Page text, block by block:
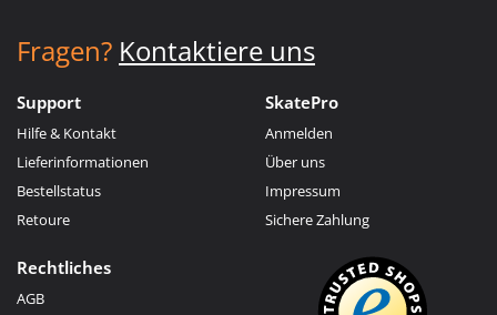
Fragen? Kontaktiere uns
Support
Hilfe & Kontakt
Lieferinformationen
Bestellstatus
Retoure
SkatePro
Anmelden
Über uns
Impressum
Sichere Zahlung
Rechtliches
AGB